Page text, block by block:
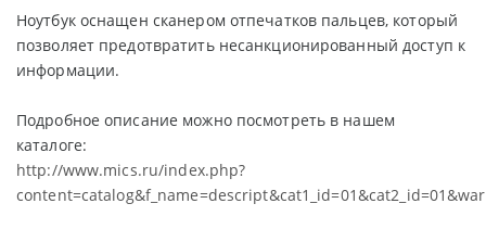
Ноутбук оснащен сканером отпечатков пальцев, который
позволяет предотвратить несанкционированный доступ к
информации.
Подробное описание можно посмотреть в нашем
каталоге:
http://www.mics.ru/index.php?